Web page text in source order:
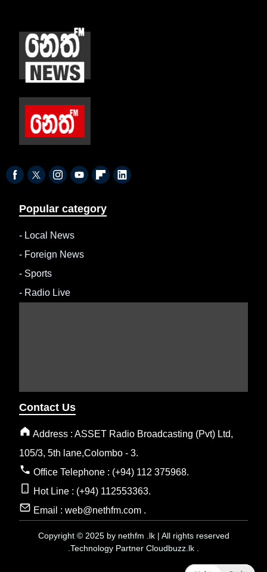
Popular category
- Local News
- Foreign News
- Sports
- Radio Live
Contact Us
Address : ASSET Radio Broadcasting (Pvt) Ltd,
105/3, 5th lane,Colombo - 3.
Office Telephone : (+94) 112 375968.
Hot Line : (+94) 112553363.
Email : web@nethfm.com .
Copyright © 2025 by nethfm .lk | All rights reserved
.Technology Partner Cloudbuzz.lk .